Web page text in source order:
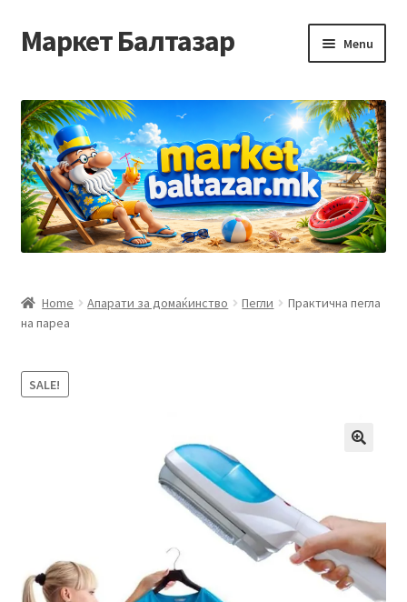
Skip
to
Skip
to
Маркет Балтазар Menu
Checkout
Homepage
Privacy Policy
Контакт
Корисничка подршка
Рекламации и замена на производ
Сите производи
Home Апарати за домаќинство Пегли
Практична пегла
на пареа
SALE!